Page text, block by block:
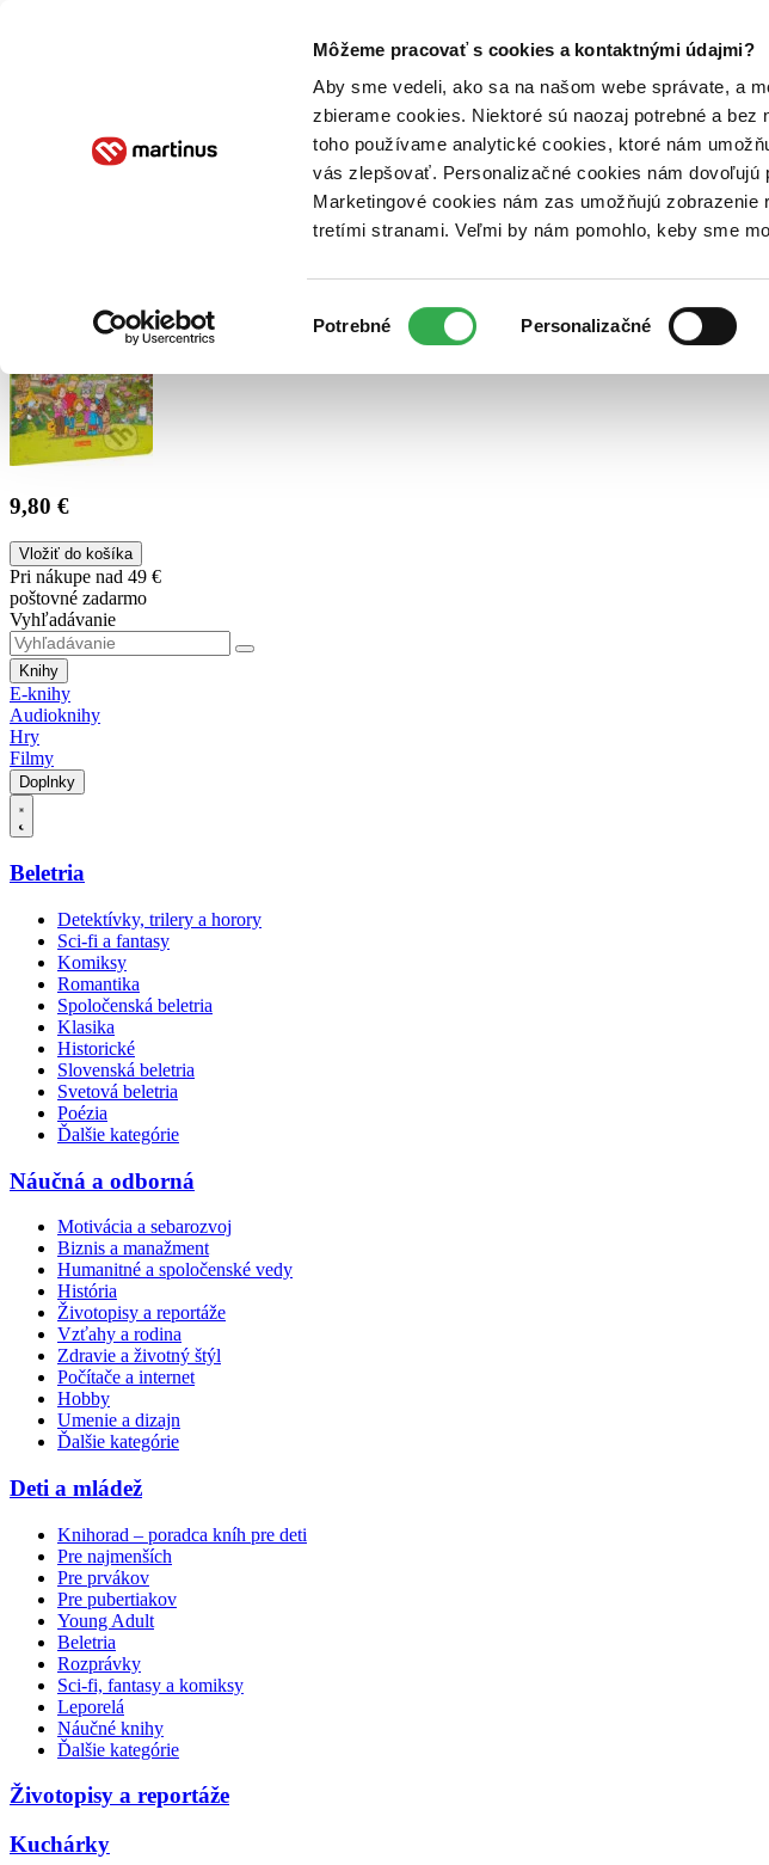
Môžeme pracovať s cookies a kontaktnými údajmi?
Aby sme vedeli, ako sa na našom webe správate, a
zbierame cookies. Niektoré sú naozaj potrebné a
toho používame analytické cookies, ktoré nám
vás zlepšovať. Personalizačné cookies nám
Marketingové cookies nám zas umožňujú
tretími stranami. Veľmi by nám pomohlo, keby sme
súhlasu
Potrebné Personalizačné
Poukážky Kontakt
9,80 €
Vložiť do košíka
Pri nákupe nad 49 €
poštovné zadarmo
Vyhľadávanie
Knihy
E-knihy
Audioknihy
Hry
Filmy
Doplnky
Beletria
Detektívky, trilery a horory
Sci-fi a fantasy
Komiksy
Romantika
Spoločenská beletria
Klasika
Historické
Slovenská beletria
Svetová beletria
Poézia
Ďalšie kategórie
Náučná a odborná
Motivácia a sebarozvoj
Biznis a manažment
Humanitné a spoločenské vedy
História
Životopisy a reportáže
Vzťahy a rodina
Zdravie a životný štýl
Počítače a internet
Hobby
Umenie a dizajn
Ďalšie kategórie
Deti a mládež
Knihorad – poradca kníh pre deti
Pre najmenších
Pre prvákov
Pre pubertiakov
Young Adult
Beletria
Rozprávky
Sci-fi, fantasy a komiksy
Leporelá
Náučné knihy
Ďalšie kategórie
Životopisy a reportáže
Kuchárky